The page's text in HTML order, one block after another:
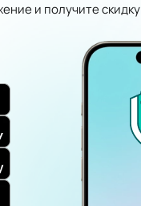
и получите скидку